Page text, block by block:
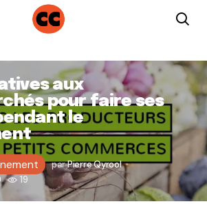
aux
pour faire ses
le
parPierre Qyrool
19